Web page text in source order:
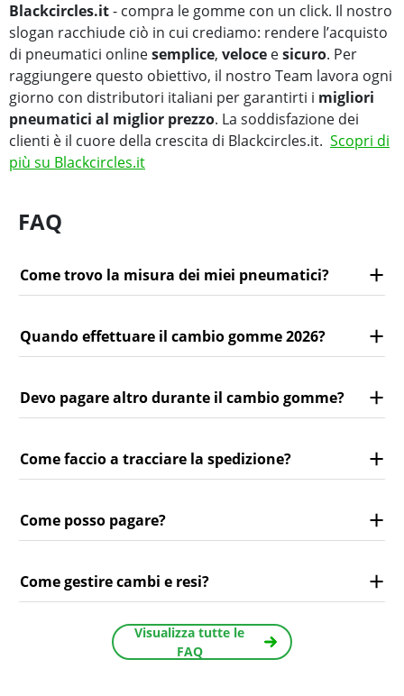
Blackcircles.it- compra le gomme con un click. Il nostro
slogan racchiude ciò in cui crediamo: rendere l’acquisto
di pneumatici onlinesemplice, veloce esicuro. Per
raggiungere questo obiettivo, il nostro Team lavora ogni
giorno con distributori italiani per garantirti i migliori
pneumatici al miglior prezzo. La soddisfazione dei
clienti è il cuore della crescita di Blackcircles.it. Scopri di
più su Blackcircles.it
FAQ
Come trovo la misura dei miei pneumatici?
Quando effettuare il cambio gomme 2026?
Devo pagare altro durante il cambio gomme?
Come faccio a tracciare la spedizione?
Come posso pagare?
Come gestire cambi e resi?
Visualizza tutte le
FAQ